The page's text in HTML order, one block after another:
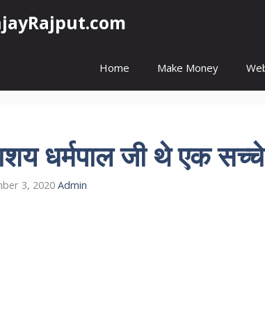
Home Make Money
धर्मपाल जी थे एक
3, 2020 Admin